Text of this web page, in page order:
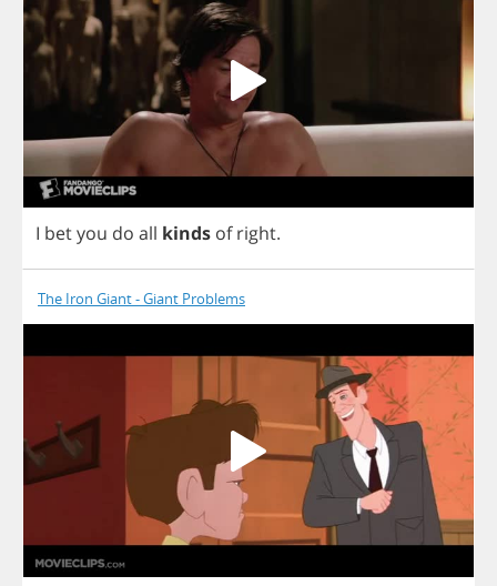
I betyou do all kinds of right.
The Iron Giant - Giant Problems